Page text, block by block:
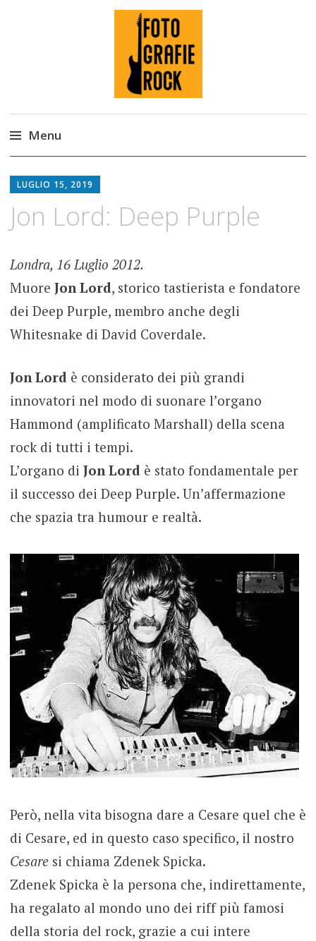
Fotografie ROCK
Menu
to
LUGLIO 15, 2019
Jon Lord: Deep Purple
Londra, 16 Luglio 2012.
Muore Jon Lord, storico tastierista e fondatore
dei Deep Purple, membro anche degli
Whitesnake di David Coverdale.
Jon Lord è considerato dei più grandi
innovatori nel modo di suonare l’organo
Hammond (amplificato Marshall) della scena
rock di tutti i tempi.
L’organo di Jon Lord è stato fondamentale per
il successo dei Deep Purple. Un’affermazione
che spazia tra humour e realtà.
Però, nella vita bisogna dare a Cesare quel che è
di Cesare, ed in questo caso specifico, il nostro
Cesaresi chiama Zdenek Spicka.
Zdenek Spicka è la persona che, indirettamente,
ha regalato al mondo uno dei riff più famosi
della storia del rock, grazie a cui intere